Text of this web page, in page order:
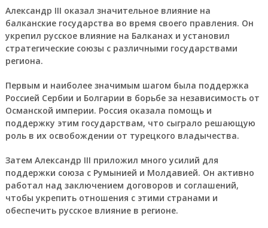
Александр III оказал значительное влияние на
балканские государства во время своего правления. Он
укрепил русское влияние на Балканах и установил
стратегические союзы с различными государствами
региона.
Первым и наиболее значимым шагом была поддержка
Россией Сербии и Болгарии в борьбе за независимость от
Османской империи. Россия оказала помощь и
поддержку этим государствам, что сыграло решающую
роль в их освобождении от турецкого владычества.
Затем Александр III приложил много усилий для
поддержки союза с Румынией и Молдавией. Он активно
работал над заключением договоров и соглашений,
чтобы укрепить отношения с этими странами и
обеспечить русское влияние в регионе.